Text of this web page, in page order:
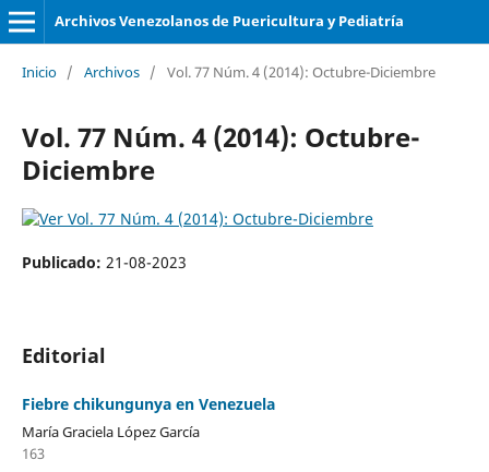
Archivos Venezolanos de Puericultura y Pediatría
Inicio / Archivos / Vol. 77 Núm. 4 (2014): Octubre-Diciembre
Vol. 77 Núm. 4 (2014): Octubre-
Diciembre
Publicado: 21-08-2023
Editorial
Fiebre chikungunya en Venezuela
María Graciela López García
163